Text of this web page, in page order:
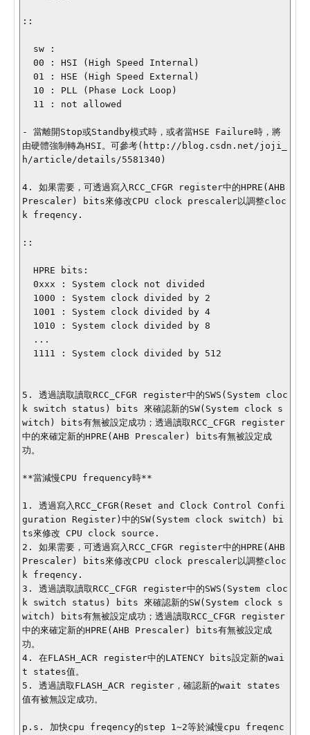
::
- 當離開Stop或Standby模式時，或者當HSE Failure時，將
由硬體強制轉為HSI。可參考(http://blog.csdn.net/joji_
h/article/details/5581340)
4. 如果需要，可透過寫入RCC_CFGR register中的HPRE(AHB
Prescaler) bits來修改CPU clock prescaler以調整cloc
k freqency.
::
5. 透過讀取讀取RCC_CFGR register中的SWS(System cloc
k switch status) bits 來確認新的SW(System clock s
witch) bits有無被設定成功；透過讀取RCC_CFGR register
中的來確定新的HPRE(AHB Prescaler) bits有無被設定成
功。
**當減慢CPU frequency時**
1. 透過寫入RCC_CFGR(Reset and Clock Control Confi
guration Register)中的SW(System clock switch) bi
ts來修改 CPU clock source.
2. 如果需要，可透過寫入RCC_CFGR register中的HPRE(AHB
Prescaler) bits來修改CPU clock prescaler以調整cloc
k freqency.
3. 透過讀取讀取RCC_CFGR register中的SWS(System cloc
k switch status) bits 來確認新的SW(System clock s
witch) bits有無被設定成功；透過讀取RCC_CFGR register
中的來確定新的HPRE(AHB Prescaler) bits有無被設定成
功。
4. 在FLASH_ACR register中的LATENCY bits設定新的wai
t states值。
5. 透過讀取FLASH_ACR register，確認新的wait states
值有被無設定成功。
p.s. 加快cpu freqency的step 1~2等於減慢cpu freqenc